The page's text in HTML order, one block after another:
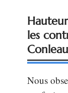
les
Nous